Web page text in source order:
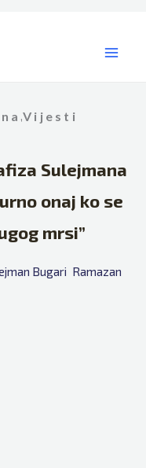
,Vijesti
Sulejmana
onaj ko se
mrsi”
Bugari Ramazan